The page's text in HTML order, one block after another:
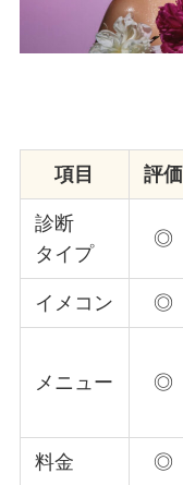
項目 評価
診断
タイプ
◎
イメコン ◎
メニュー ◎
料金 ◎